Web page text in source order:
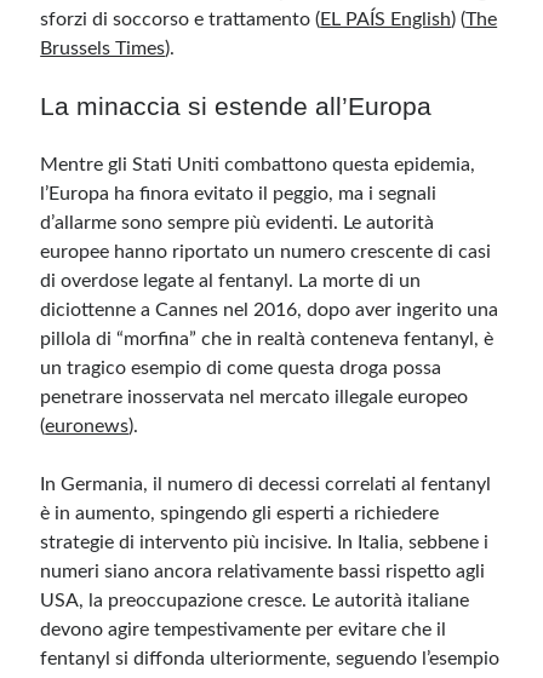
sforzi di soccorso e trattamento​ (EL PAÍS English)​​ (The
Brussels Times)​.
La minaccia si estende all’Europa
Mentre gli Stati Uniti combattono questa epidemia,
l’Europa ha finora evitato il peggio, ma i segnali
d’allarme sono sempre più evidenti. Le autorità
europee hanno riportato un numero crescente di casi
di overdose legate al fentanyl. La morte di un
diciottenne a Cannes nel 2016, dopo aver ingerito una
pillola di “morfina” che in realtà conteneva fentanyl, è
un tragico esempio di come questa droga possa
penetrare inosservata nel mercato illegale europeo​
(euronews)​.
In Germania, il numero di decessi correlati al fentanyl
è in aumento, spingendo gli esperti a richiedere
strategie di intervento più incisive. In Italia, sebbene i
numeri siano ancora relativamente bassi rispetto agli
USA, la preoccupazione cresce. Le autorità italiane
devono agire tempestivamente per evitare che il
fentanyl si diffonda ulteriormente, seguendo l’esempio